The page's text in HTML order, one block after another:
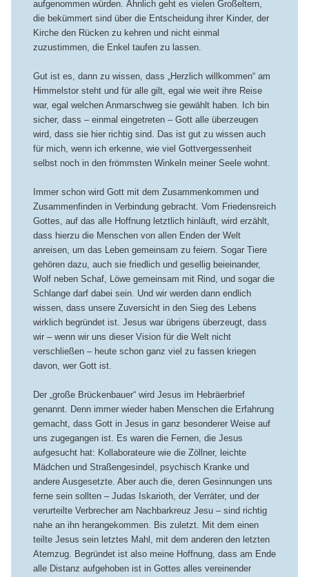
aufgenommen würden. Ähnlich geht es vielen Großeltern,
die bekümmert sind über die Entscheidung ihrer Kinder, der
Kirche den Rücken zu kehren und nicht einmal
zuzustimmen, die Enkel taufen zu lassen.
Gut ist es, dann zu wissen, dass „Herzlich willkommen“ am
Himmelstor steht und für alle gilt, egal wie weit ihre Reise
war, egal welchen Anmarschweg sie gewählt haben. Ich bin
sicher, dass – einmal eingetreten – Gott alle überzeugen
wird, dass sie hier richtig sind. Das ist gut zu wissen auch
für mich, wenn ich erkenne, wie viel Gottvergessenheit
selbst noch in den frömmsten Winkeln meiner Seele wohnt.
Immer schon wird Gott mit dem Zusammenkommen und
Zusammenfinden in Verbindung gebracht. Vom Friedensreich
Gottes, auf das alle Hoffnung letztlich hinläuft, wird erzählt,
dass hierzu die Menschen von allen Enden der Welt
anreisen, um das Leben gemeinsam zu feiern. Sogar Tiere
gehören dazu, auch sie friedlich und gesellig beieinander,
Wolf neben Schaf, Löwe gemeinsam mit Rind, und sogar die
Schlange darf dabei sein. Und wir werden dann endlich
wissen, dass unsere Zuversicht in den Sieg des Lebens
wirklich begründet ist. Jesus war übrigens überzeugt, dass
wir – wenn wir uns dieser Vision für die Welt nicht
verschließen – heute schon ganz viel zu fassen kriegen
davon, wer Gott ist.
Der „große Brückenbauer“ wird Jesus im Hebräerbrief
genannt. Denn immer wieder haben Menschen die Erfahrung
gemacht, dass Gott in Jesus in ganz besonderer Weise auf
uns zugegangen ist. Es waren die Fernen, die Jesus
aufgesucht hat: Kollaborateure wie die Zöllner, leichte
Mädchen und Straßengesindel, psychisch Kranke und
andere Ausgesetzte. Aber auch die, deren Gesinnungen uns
ferne sein sollten – Judas Iskarioth, der Verräter, und der
verurteilte Verbrecher am Nachbarkreuz Jesu – sind richtig
nahe an ihn herangekommen. Bis zuletzt. Mit dem einen
teilte Jesus sein letztes Mahl, mit dem anderen den letzten
Atemzug. Begründet ist also meine Hoffnung, dass am Ende
alle Distanz aufgehoben ist in Gottes alles vereinender